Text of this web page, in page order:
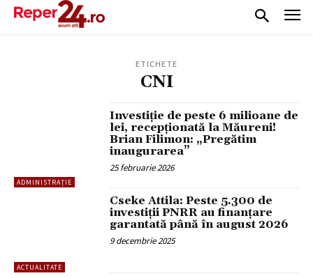
ETICHETE
CNI
ADMINISTRAȚIE
Investiție de peste 6 milioane de
lei, recepționată la Măureni!
Brian Filimon: „Pregătim
inaugurarea”
25 februarie 2026
ACTUALITATE
Cseke Attila: Peste 5.300 de
investiții PNRR au finanțare
garantată până în august 2026
9 decembrie 2025